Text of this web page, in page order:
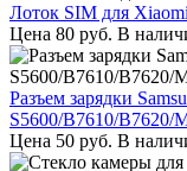
Лоток SIM для
Цена 80 руб. В
Разъем зарядки
S5600/B7610/B7620/
Цена 50 руб. В